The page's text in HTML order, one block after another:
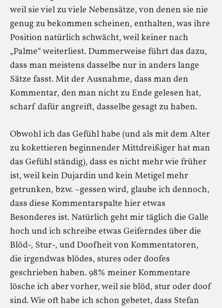
weil sie viel zu viele Nebensätze, von denen sie nie
genug zu bekommen scheinen, enthalten, was ihre
Position natürlich schwächt, weil keiner nach
„Palme“ weiterliest. Dummerweise führt das dazu,
dass man meistens dasselbe nur in anders lange
Sätze fasst. Mit der Ausnahme, dass man den
Kommentar, den man nicht zu Ende gelesen hat,
scharf dafür angreift, dasselbe gesagt zu haben.
Obwohl ich das Gefühl habe (und als mit dem Alter
zu kokettieren beginnender Mittdreißiger hat man
das Gefühl ständig), dass es nicht mehr wie früher
ist, weil kein Dujardin und kein Metigel mehr
getrunken, bzw. –gessen wird, glaube ich dennoch,
dass diese Kommentarspalte hier etwas
Besonderes ist. Natürlich geht mir täglich die Galle
hoch und ich schreibe etwas Geiferndes über die
Blöd-, Stur-, und Doofheit von Kommentatoren,
die irgendwas blödes, stures oder doofes
geschrieben haben. 98% meiner Kommentare
lösche ich aber vorher, weil sie blöd, stur oder doof
sind. Wie oft habe ich schon gebetet, dass Stefan